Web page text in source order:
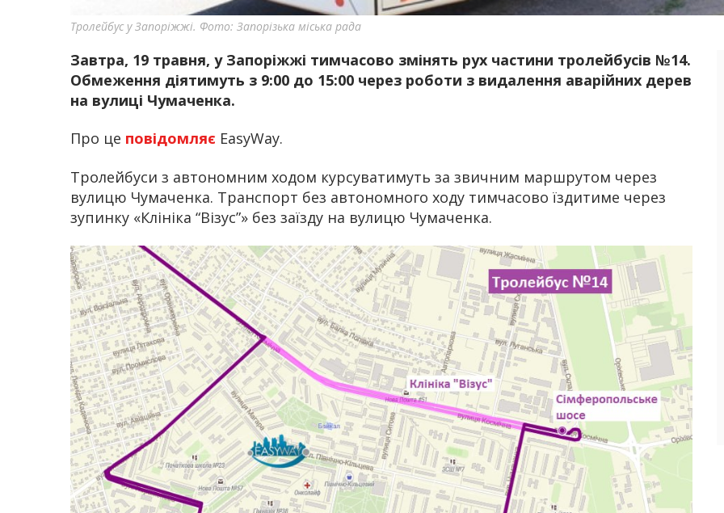
Тролейбус у Запоріжжі. Фото: Запорізька міська рада
Завтра, 19 травня, у Запоріжжі тимчасово змінять рух частини тролейбусів №14.
Обмеження діятимуть з 9:00 до 15:00 через роботи з видалення аварійних дерев
на вулиці Чумаченка.
Про це повідомляє EasyWay.
Тролейбуси з автономним ходом курсуватимуть за звичним маршрутом через
вулицю Чумаченка. Транспорт без автономного ходу тимчасово їздитиме через
зупинку «Клініка “Візус”» без заїзду на вулицю Чумаченка.